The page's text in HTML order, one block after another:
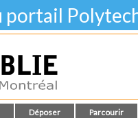
portail
Déposer Parcourir